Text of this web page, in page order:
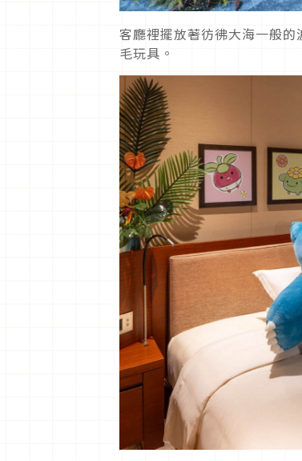
客廳裡擺放著彷彿大海一般
毛玩具。